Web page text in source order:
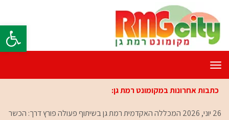
פתח
תפריט
כתבות אחרונות במקומונט רמת גן:
הכשרת אנשי